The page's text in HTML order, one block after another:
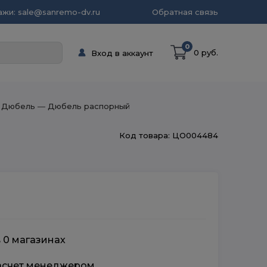
sale@sanremo-dv.ru Обратная связь
Вход в аккаунт
0
0 руб.
― Дюбель распорный
Код товара: ЦО004484
магазинах